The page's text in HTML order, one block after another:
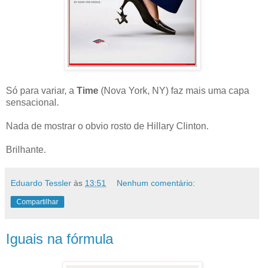
Só para variar, a Time (Nova York, NY) faz mais uma capa
sensacional.
Nada de mostrar o obvio rosto de Hillary Clinton.
Brilhante.
Eduardo Tessler às 13:51 Nenhum comentário:
Compartilhar
Iguais na fórmula